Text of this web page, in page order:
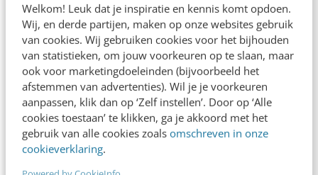
Welkom! Leuk dat je inspiratie en kennis komt opdoen.
Wij, en derde partijen, maken op onze websites gebruik
van cookies. Wij gebruiken cookies voor het bijhouden
van statistieken, om jouw voorkeuren op te slaan, maar
ook voor marketingdoeleinden (bijvoorbeeld het
afstemmen van advertenties). Wil je je voorkeuren
aanpassen, klik dan op ‘Zelf instellen’. Door op ‘Alle
cookies toestaan’ te klikken, ga je akkoord met het
gebruik van alle cookies zoals omschreven in onze
cookieverklaring.
Saskia de Laat 13 jaar geleden